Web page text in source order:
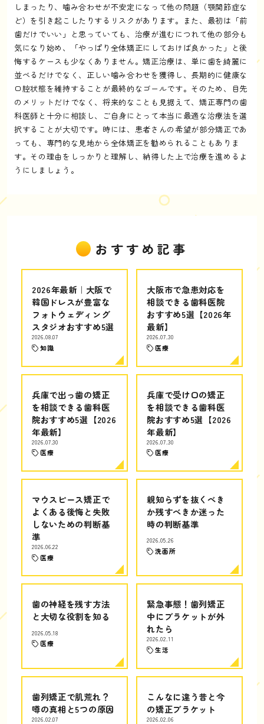
しまったり、噛み合わせが不安定になって他の問題（顎関節症な
ど）を引き起こしたりするリスクがあります。また、最初は「前
歯だけでいい」と思っていても、治療が進むにつれて他の部分も
気になり始め、「やっぱり全体矯正にしておけば良かった」と後
悔するケースも少なくありません。矯正治療は、単に歯を綺麗に
並べるだけでなく、正しい噛み合わせを獲得し、長期的に健康な
口腔状態を維持することが最終的なゴールです。そのため、目先
のメリットだけでなく、将来的なことも見据えて、矯正専門の歯
科医師と十分に相談し、ご自身にとって本当に最適な治療法を選
択することが大切です。時には、患者さんの希望が部分矯正であ
っても、専門的な見地から全体矯正を勧められることもありま
す。その理由をしっかりと理解し、納得した上で治療を進めるよ
うにしましょう。
おすすめ記事
2026年最新｜大阪で
韓国ドレスが豊富な
フォトウェディング
スタジオおすすめ5選
2026.08.07
知識
大阪市で急患対応を
相談できる歯科医院
おすすめ5選【2026年
最新】
2026.07.30
医療
兵庫で出っ歯の矯正
を相談できる歯科医
院おすすめ5選【2026
年最新】
2026.07.30
医療
兵庫で受け口の矯正
を相談できる歯科医
院おすすめ5選【2026
年最新】
2026.07.30
医療
マウスピース矯正で
よくある後悔と失敗
しないための判断基
準
2026.06.22
医療
親知らずを抜くべき
か残すべきか迷った
時の判断基準
2026.05.26
洗面所
歯の神経を残す方法
と大切な役割を知る
2026.05.18
医療
緊急事態！歯列矯正
中にブラケットが外
れたら
2026.02.11
生活
歯列矯正で肌荒れ？
噂の真相と5つの原因
2026.02.07
こんなに違う昔と今
の矯正ブラケット
2026.02.06